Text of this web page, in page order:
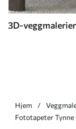
3D-veggmalerier
Hjem
Fototapeter